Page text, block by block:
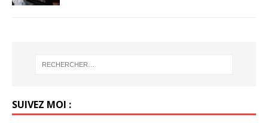
SUIVEZ MOI :